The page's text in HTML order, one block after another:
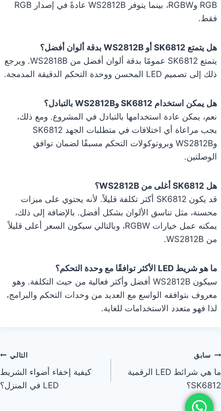
RGB وRGBW، بينما يتوفر WS2812B عادةً في إصدار RGB
فقط.
هل يتمتع SK6812 أو WS2812B بدقة ألوان أفضل؟
يتمتع SK6812 عمومًا بدقة ألوان أفضل من WS2818B. ويرجع
ذلك إلى تصميم LED المحسن ووحدة التحكم الدقيقة المدمجة.
هل يمكن استخدام SK6812 وWS2812B بالتبادل؟
نعم، يمكن عادة استخدامها بالتبادل في المشروع. ومع ذلك،
يجب مراعاة أي اختلافات في متطلبات الجهد SK6812
وWS2812B وبروتوكولات التحكم مسبقًا لضمان توافق
الوصلتين.
هل SK6812 أغلى من WS2812B؟
قد يكون SK6812 أكثر تكلفة قليلاً. لأنه يحتوي على ميزات
محسنة، مثل تناسق الألوان بشكل أفضل. بالإضافة إلى ذلك،
يمكنه عمل خيارات RGBW، وبالتالي سيكون السعر أعلى قليلاً
من WS2812B.
ما هو شريط LED الأكثر توافقًا مع وحدة التحكم؟
سيكون WS2812B أفضل وأكثر فعالية من حيث التكلفة. وهو
معروف بتوافقه الواسع مع العديد من وحدات التحكم والبرامج،
لذا فهو متعدد الاستخدامات للغاية.
سابق
ما هي شرائط LED الرقمية
SK6812؟
التالي
كيفية إخفاء أضواء الشريط
LED في المنزل؟